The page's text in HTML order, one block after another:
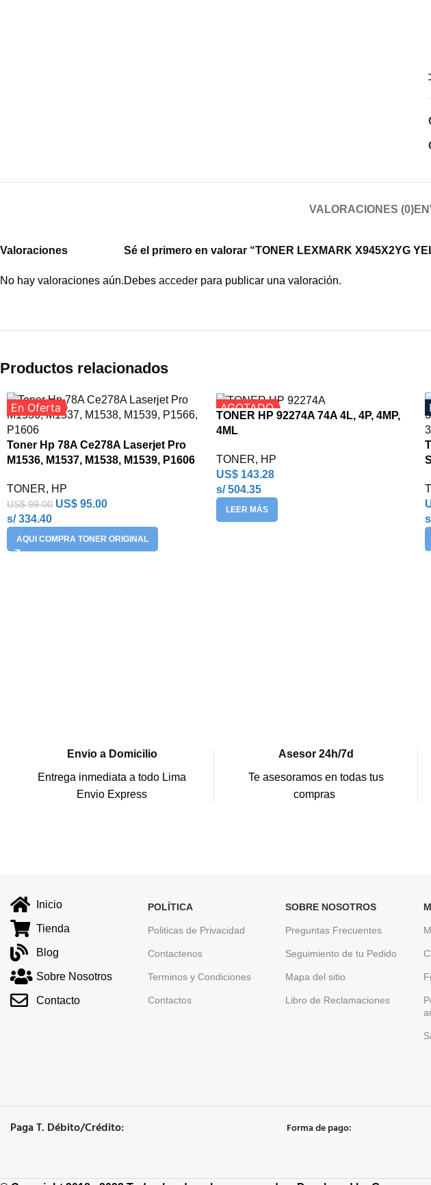
VALORACIONES (0)
Valoraciones
No hay valoraciones aún.
Sé el primero en valorar “TONER LEXMARK X945X2YG
Debes acceder para publicar una valoración.
Productos relacionados
En Oferta
Toner Hp 78A Ce278A Laserjet Pro
M1536, M1537, M1538, M1539, P1606
TONER, HP
US$99.00 US$ 95.00
s/ 334.40
AQUI COMPRA TONER ORIGINAL
AGOTADO
TONER HP 92274A 74A 4L, 4P, 4MP,
4ML
TONER, HP
US$143.28
s/ 504.35
LEER MÁS
Envio a Domicilio
Entrega inmediata a todo Lima
Envio Express
Asesor 24h/7d
Te asesoramos en todas tus
compras
Inicio
Tienda
Blog
Sobre Nosotros
Contacto
POLÍTICA
Politicas de Privacidad
Contactenos
Terminos y Condiciones
Contactos
SOBRE NOSOTROS
Preguntas Frecuentes
Seguimiento de tu Pedido
Mapa del sitio
Libro de Reclamaciones
Paga T. Débito/Crédito: Forma de pago: